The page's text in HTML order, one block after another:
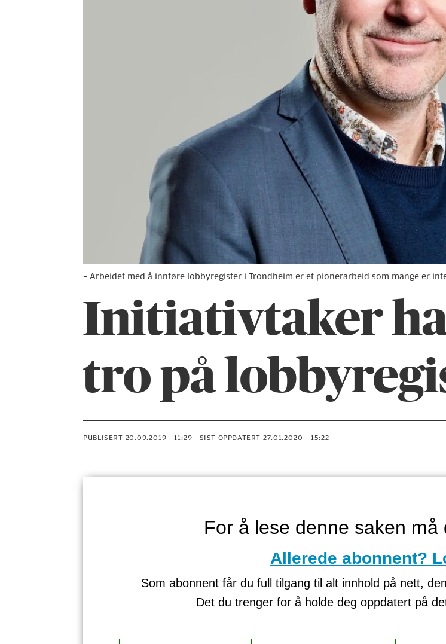
– Arbeidet med å innføre lobbyregister i Trondheim er et pionerarbeid som mange er
Initiativtaker
tro på
PUBLISERT 20.09.2019 - 11:29 SIST OPPDATERT 27.01.2020 - 15:22
For å lese denne saken
Allerede abonnent?
Som abonnent får du full tilgang til alt innhold på nett,
Det du trenger for å holde deg oppdatert på